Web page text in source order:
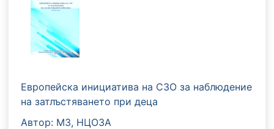
Европейска инициатива на СЗО за наблюдение
на затлъстяването при деца
Автор: МЗ, НЦОЗА